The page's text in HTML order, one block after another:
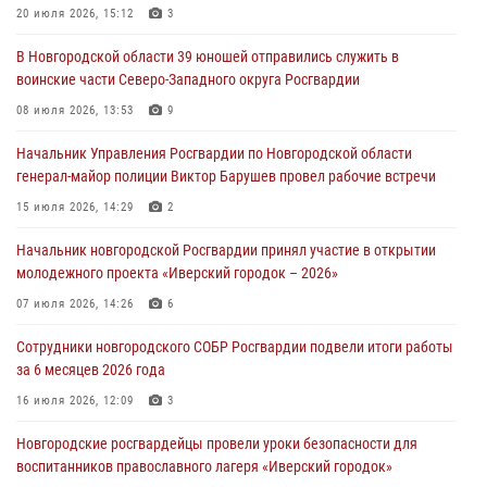
разрешительной работы Росгвардии провели телефонную «горячую
30 июля 2026, 14:36 1
Новгородские росгвардейцы рассказали о службе детям из летнего
30 июля 2026, 08:40 5
Новгородские росгвардейцы задержали мужчину
Телесюжет в программе "Новгородское областное телевидение.
Новости часа." от 29 июля 2026 года. Новгородские призывники
29 июля 2026, 12:54 1
20 июля 2026, 15:12 3
В Новгородской области 39 юношей отправились служить в
воинские части Северо-Западного округа Росгвардии
08 июля 2026, 13:53 9
Начальник Управления Росгвардии по Новгородской области
генерал-майор полиции Виктор Барушев провел рабочие встречи
15 июля 2026, 14:29 2
Начальник новгородской Росгвардии принял участие в открытии
молодежного проекта «Иверский городок – 2026»
07 июля 2026, 14:26 6
Сотрудники новгородского СОБР Росгвардии подвели итоги работы
за 6 месяцев 2026 года
16 июля 2026, 12:09 3
Новгородские росгвардейцы провели уроки безопасности для
воспитанников православного лагеря «Иверский городок»